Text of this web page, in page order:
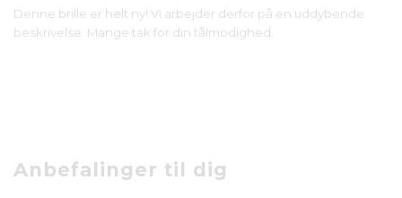
Denne brille er helt ny! Vi arbejder derfor på en uddybende
beskrivelse. Mange tak for din tålmodighed.
Anbefalinger til dig